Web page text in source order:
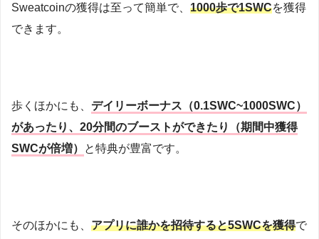
Sweatcoinの獲得は至って簡単で、 1000歩で1SWCを獲得
できます。
歩くほかにも、 デイリーボーナス（0.1SWC~1000SWC）
があったり、20分間のブーストができたり（期間中獲得
SWCが倍増）
と特典が豊富です。
そのほかにも、 アプリに誰かを招待すると5SWCを獲得で